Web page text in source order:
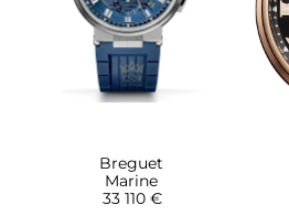
Breguet
Marine
33 110 €